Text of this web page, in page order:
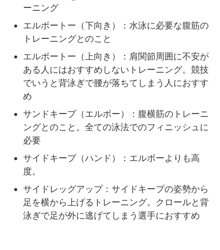
ーニング
エルボートー（下向き）：水泳に必要な腹筋の
トレーニングとのこと
エルボートー（上向き）：肩関節周囲に不安が
ある人にはおすすめしないトレーニング。競技
でいうと背泳ぎで腰が落ちてしまう人におすす
め
サンドキープ（エルボー）：腹横筋のトレーニ
ングとのこと。全ての泳法でのフィニッシュに
必要
サイドキープ（ハンド）：エルボーよりも高
度。
サイドレッグアップ：サイドキープの姿勢から
足を横から上げるトレーニング。クロールと背
泳ぎで足が外に逃げてしまう選手におすすめ